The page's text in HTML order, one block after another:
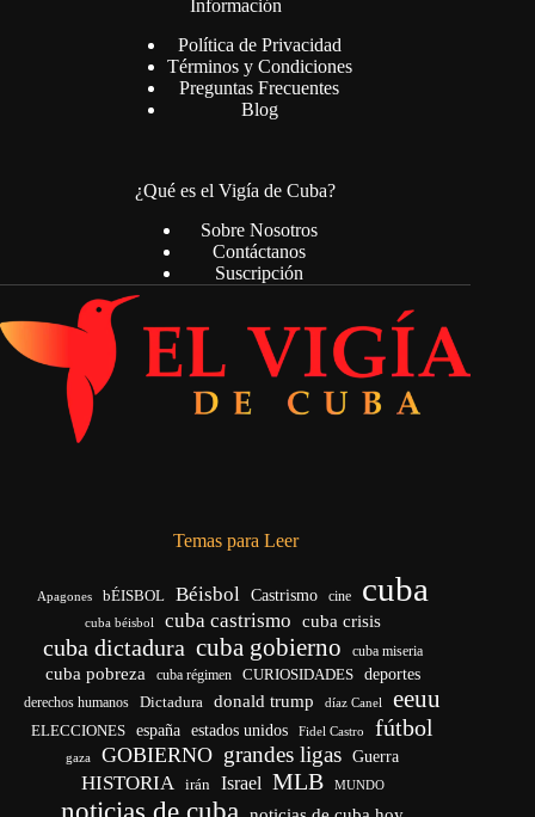
Información
Política de Privacidad
Términos y Condiciones
Preguntas Frecuentes
Blog
¿Qué es el Vigía de Cuba?
Sobre Nosotros
Contáctanos
Suscripción
Temas para Leer
Apagones bÉISBOL Béisbol Castrismo cine cuba
cuba béisbol cuba castrismo cuba crisis
cuba dictadura cuba gobierno cuba miseria
cuba pobreza cuba régimen CURIOSIDADES deportes
derechos humanos Dictadura donald trump díaz Canel eeuu
ELECCIONES españa estados unidos Fidel Castro fútbol
gaza GOBIERNO grandes ligas Guerra
HISTORIA irán Israel MLB MUNDO